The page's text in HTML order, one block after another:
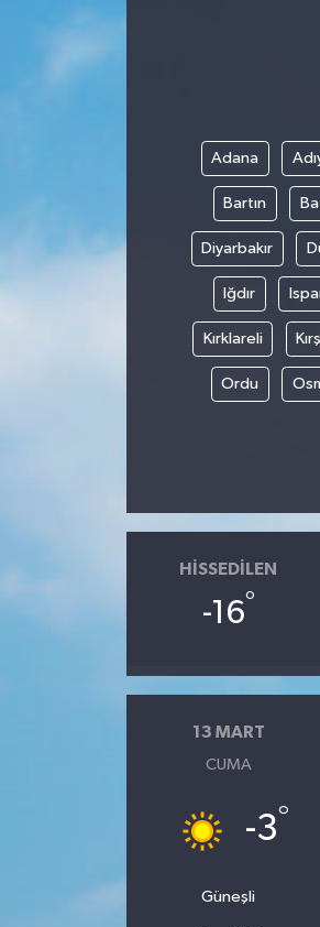
Adana
Bartın
Diyarbakır
Iğdır
Kırklareli
Ordu
HISSEDILEN
-16°
13 MART
CUMA
-3°
Güneşli